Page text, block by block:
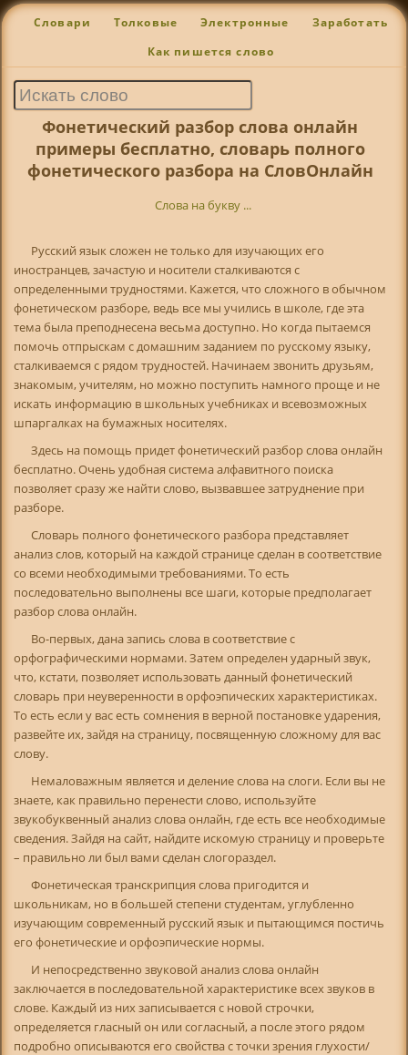
Словари Толковые Электронные Заработать
Как пишется слово
Фонетический разбор слова онлайн
примеры бесплатно, словарь полного
фонетического разбора на СловОнлайн
Слова на букву ...
Русский язык сложен не только для изучающих его
иностранцев, зачастую и носители сталкиваются с
определенными трудностями. Кажется, что сложного в обычном
фонетическом разборе, ведь все мы учились в школе, где эта
тема была преподнесена весьма доступно. Но когда пытаемся
помочь отпрыскам с домашним заданием по русскому языку,
сталкиваемся с рядом трудностей. Начинаем звонить друзьям,
знакомым, учителям, но можно поступить намного проще и не
искать информацию в школьных учебниках и всевозможных
шпаргалках на бумажных носителях.
Здесь на помощь придет фонетический разбор слова онлайн
бесплатно. Очень удобная система алфавитного поиска
позволяет сразу же найти слово, вызвавшее затруднение при
разборе.
Словарь полного фонетического разбора представляет
анализ слов, который на каждой странице сделан в соответствие
со всеми необходимыми требованиями. То есть
последовательно выполнены все шаги, которые предполагает
разбор слова онлайн.
Во-первых, дана запись слова в соответствие с
орфографическими нормами. Затем определен ударный звук,
что, кстати, позволяет использовать данный фонетический
словарь при неуверенности в орфоэпических характеристиках.
То есть если у вас есть сомнения в верной постановке ударения,
развейте их, зайдя на страницу, посвященную сложному для вас
слову.
Немаловажным является и деление слова на слоги. Если вы не
знаете, как правильно перенести слово, используйте
звукобуквенный анализ слова онлайн, где есть все необходимые
сведения. Зайдя на сайт, найдите искомую страницу и проверьте
– правильно ли был вами сделан слогораздел.
Фонетическая транскрипция слова пригодится и
школьникам, но в большей степени студентам, углубленно
изучающим современный русский язык и пытающимся постичь
его фонетические и орфоэпические нормы.
И непосредственно звуковой анализ слова онлайн
заключается в последовательной характеристике всех звуков в
слове. Каждый из них записывается с новой строчки,
определяется гласный он или согласный, а после этого рядом
подробно описываются его свойства с точки зрения глухости/